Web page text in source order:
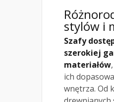
stylów i
Szafy
szerokiej
materiałów
ich
wnętrza. Od